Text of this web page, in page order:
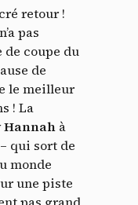
retour !
n’a pas
de coupe du
de
le meilleur
! La
Hannah à
– qui sort de
monde
une piste